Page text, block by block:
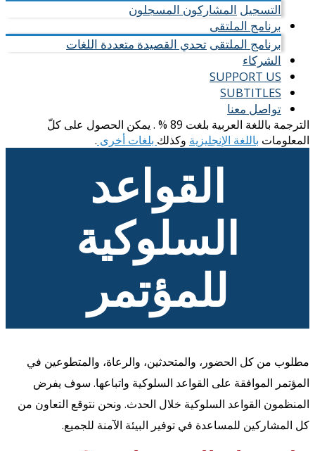
التسجيل المشاركون المسجلون
برنامج الملتقى
برنامج الملتقى تحدي القصيدة متعددة اللغات
الشركاء
SUPPORT US
SUBTITLES
تواصل معنا
الترجمة باللغة العربية بلغت 89 % . يمكن الحصول على كلّ
المعلومات باللغة الإنجليزية وكذلك بلغات أخرى .
القواعد
السلوكية
للمؤتمر
مطلوب من كل الحضور، والمتحدثين، والرعاة، والمتطوعين في
المؤتمر الموافقة على القواعد السلوكية واتباعها. سوف يفرض
المنظمون القواعد السلوكية خلال الحدث. ونحن نتوقع التعاون من
كل المشاركين للمساعدة في توفير البيئة الآمنة للجميع.